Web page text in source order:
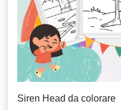
Siren Head da colorare